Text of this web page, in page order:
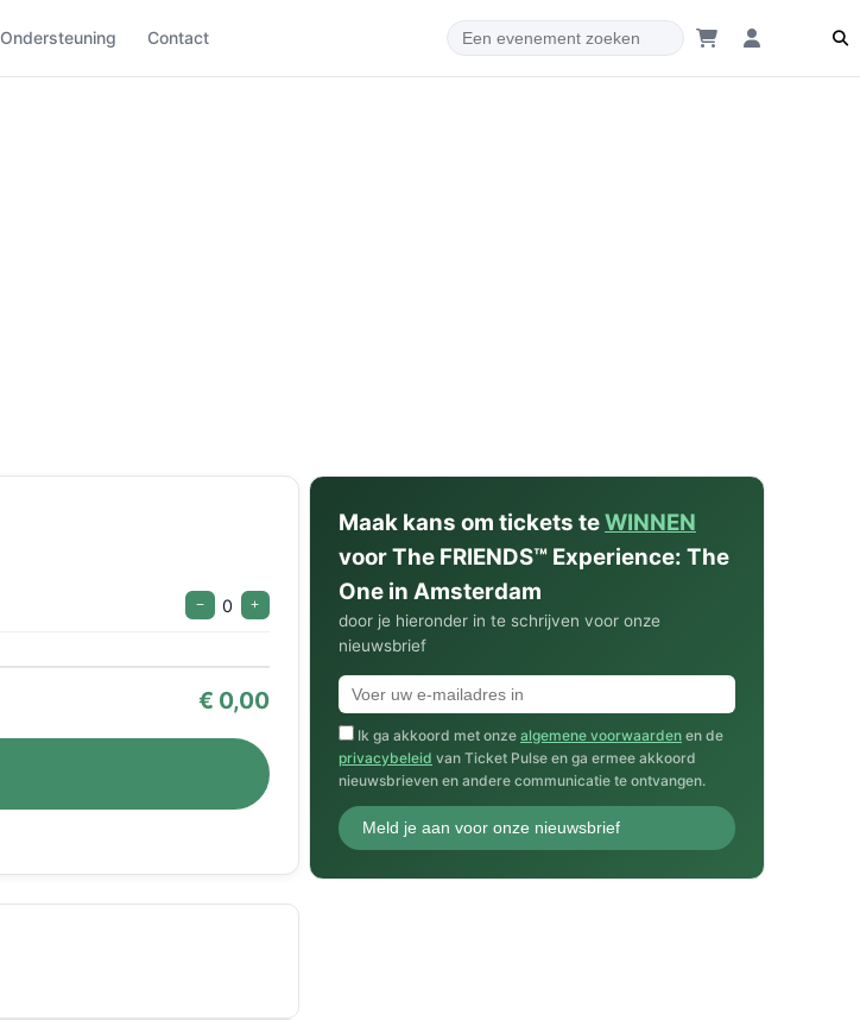
Ondersteuning Contact
− 0 +
€ 0,00
Maak kans om tickets teWINNEN
voor The FRIENDS™ Experience: The
One in Amsterdam
door je hieronder in te schrijven voor onze
nieuwsbrief
Ik ga akkoord met onze algemene voorwaarden en de
privacybeleid van Ticket Pulse en ga ermee akkoord
nieuwsbrieven en andere communicatie te ontvangen.
Meld je aan voor onze nieuwsbrief